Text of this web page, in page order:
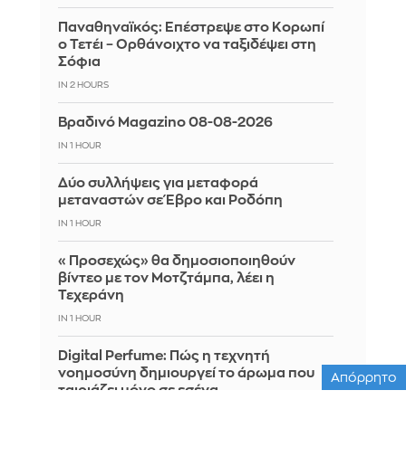
Παναθηναϊκός: Επέστρεψε στο Κορωπί
ο Τετέι – Ορθάνοιχτο να ταξιδέψει στη
Σόφια
IN 2 HOURS
Βραδινό Magazino 08-08-2026
IN 1 HOUR
Δύο συλλήψεις για μεταφορά
μεταναστών σε Έβρο και Ροδόπη
IN 1 HOUR
«Προσεχώς» θα δημοσιοποιηθούν
βίντεο με τον Μοτζτάμπα, λέει η
Τεχεράνη
IN 1 HOUR
Digital Perfume: Πώς η τεχνητή
νοημοσύνη δημιουργεί το άρωμα που
ταιριάζει μόνο σε εσένα
Απόρρητο